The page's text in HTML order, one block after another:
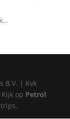
B.V. | Kvk
op Petrol